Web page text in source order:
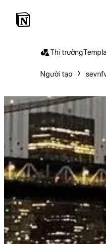
Thị trường
Người tạo